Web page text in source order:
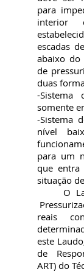
para
interior
escadas
abaixo do
de
duas
-Sistema
somente
-Sistema
nível
para um
que entra
situação
O
reais
este
de
ART) do